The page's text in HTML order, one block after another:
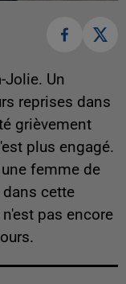
Jolie. Un
reprises dans
grièvement
plus engagé.
femme de
cette
pas encore